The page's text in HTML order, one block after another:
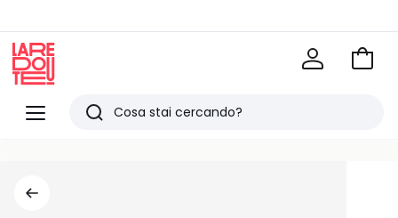
Menu
Redoute
Ricerca
Vai